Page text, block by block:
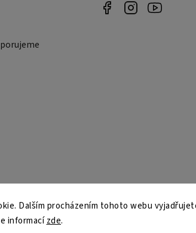
Dalším procházením tohoto webu
informacízde.